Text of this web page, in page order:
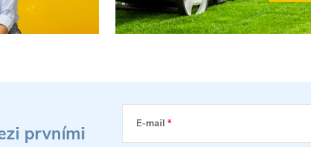
prvními E-mail